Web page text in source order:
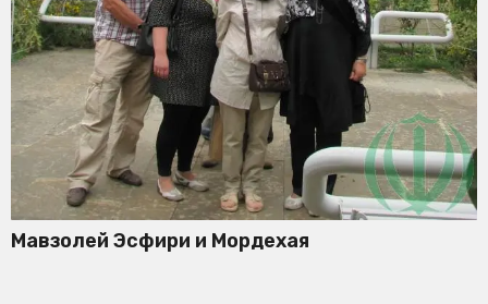
Мавзолей Эсфири и Мордехая